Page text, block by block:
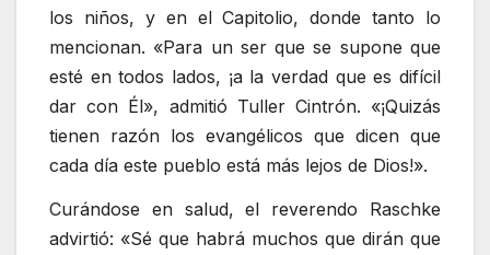
los niños, y en el Capitolio, donde tanto lo
mencionan. «Para un ser que se supone que
esté en todos lados, ¡a la verdad que es difícil
dar con Él», admitió Tuller Cintrón. «¡Quizás
tienen razón los evangélicos que dicen que
cada día este pueblo está más lejos de Dios!».
Curándose en salud, el reverendo Raschke
advirtió: «Sé que habrá muchos que dirán que